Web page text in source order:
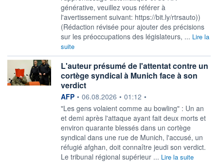
générative, veuillez vous référer à
l'avertissement suivant: https://bit.ly/rtrsauto))
(Rédaction révisée pour ajouter des précisions
sur les préoccupations des législateurs, ... Lire la
suite
L'auteur présumé de l'attentat contre un
cortège syndical à Munich face à son
verdict
information fournie par
AFP • 06.08.2026 • 01:12 •
"Les gens volaient comme au bowling" : Un an
et demi après l'attaque ayant fait deux morts et
environ quarante blessés dans un cortège
syndical dans une rue de Munich, l'accusé, un
réfugié afghan, doit connaître jeudi son verdict.
Le tribunal régional supérieur ... Lire la suite